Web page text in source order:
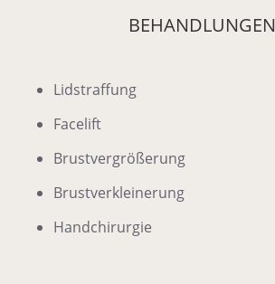
BEHANDLUNGEN
Lidstraffung
Facelift
Brustvergrößerung
Brustverkleinerung
Handchirurgie